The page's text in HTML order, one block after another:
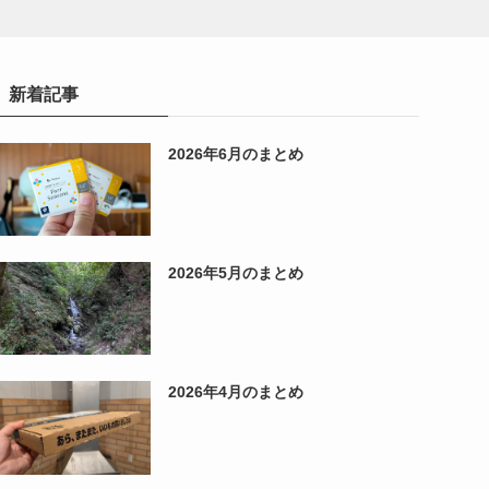
新着記事
2026年6月のまとめ
2026年5月のまとめ
2026年4月のまとめ